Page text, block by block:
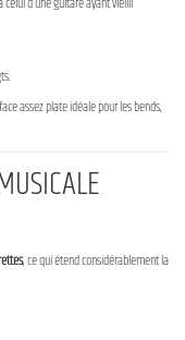
assez plate idéale pour les bends,
, ce qui étend considérablement la